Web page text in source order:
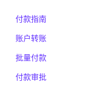
付款指南
账户转账
批量付款
付款审批